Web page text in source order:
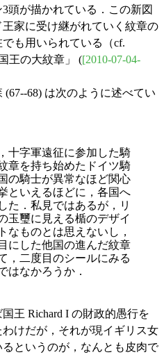
頭が描かれている．この新図
家に受け継がれていく紋章の
も用いられている（cf.
王の大紋章」 ([2010-07-04-
68) は次のように述べてい
十字軍遠征に参加した騎
章を持ち始めたドイツ騎
の騎士が異常なほど関心
といえるほどに，各国へ
た．私見ではあるが，リ
玉璽に見える楯のデザイ
なものとは思えないし，
にした他国の進んだ紋章
，二度目のシールにみる
はなかろうか．
王 Richard I の財政的愚行を
けだが，それが現イギリス女
というのが，なんとも皮肉で